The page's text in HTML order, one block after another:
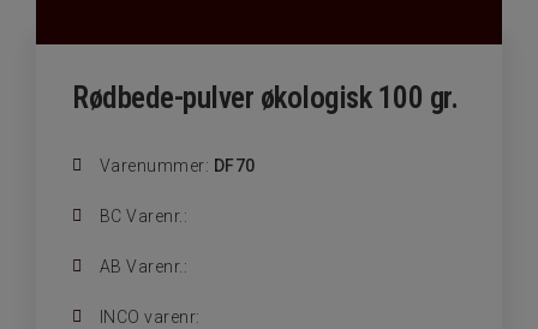
Rødbede-pulver økologisk 100 gr.
Varenummer: DF70
BC Varenr.:
AB Varenr.:
INCO varenr: